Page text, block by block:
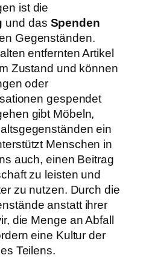
ist die
und das Spenden
Gegenständen.
entfernten Artikel
Zustand und können
oder
gespendet
gibt Möbeln,
ein
Menschen in
auch, einen Beitrag
zu leisten und
zu nutzen. Durch die
anstatt ihrer
die Menge an Abfall
eine Kultur der
Teilens.